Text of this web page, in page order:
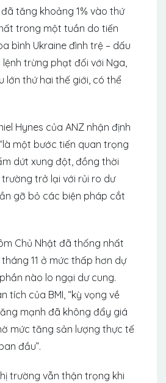
tăng khoảng 1% vào thứ
trong một tuần do tiến
bình Ukraine đình trệ – dấu
trừng phạt đối với Nga,
lớn thứ hai thế giới, có thể
Hynes của ANZ nhận định
một bước tiến quan trọng
dứt xung đột, đồng thời
trở lại với rủi ro dư
gỡ bỏ các biện pháp cắt
Chủ Nhật đã thống nhất
11 ở mức thấp hơn dự
nào lo ngại dư cung.
tích của BMI, “kỳ vọng về
mạnh đã không đẩy giá
mức tăng sản lượng thực tế
đầu”.
trường vẫn thận trọng khi